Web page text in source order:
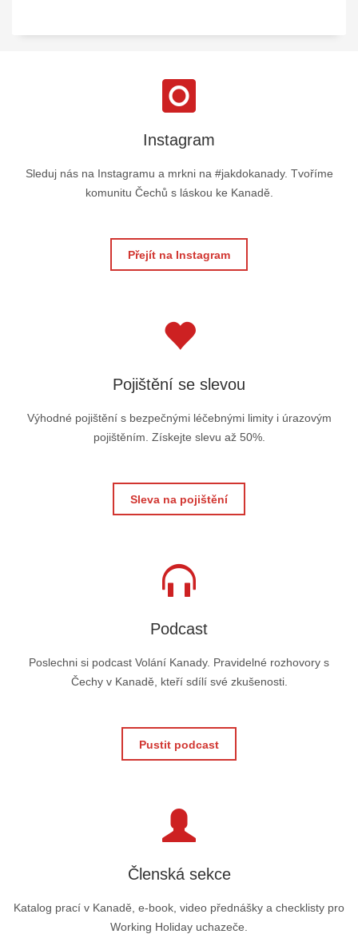
Instagram
Sleduj nás na Instagramu a mrkni na #jakdokanady. Tvoříme
komunitu Čechů s láskou ke Kanadě.
Přejít na Instagram
Pojištění se slevou
Výhodné pojištění s bezpečnými léčebnými limity i úrazovým
pojištěním. Získejte slevu až 50%.
Sleva na pojištění
Podcast
Poslechni si podcast Volání Kanady. Pravidelné rozhovory s
Čechy v Kanadě, kteří sdílí své zkušenosti.
Pustit podcast
Členská sekce
Katalog prací v Kanadě, e-book, video přednášky a checklisty pro
Working Holiday uchazeče.